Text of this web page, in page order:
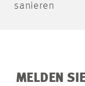
sanieren
MELDEN